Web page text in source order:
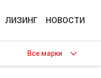
ЛИЗИНГ НОВОСТИ
Все марки